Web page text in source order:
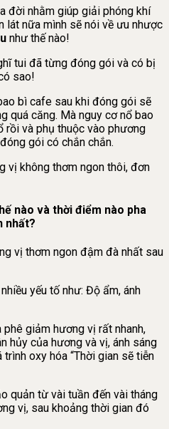
đời nhằm giúp giải phóng khí
lát nữa mình sẽ nói về ưu nhược
như thế nào!
tui đã từng đóng gói và có bị
sao!
bì cafe sau khi đóng gói sẽ
quá căng. Mà nguy cơ nổ bao
rồi và phụ thuộc vào phương
gói có chắn chắn.
vị không thơm ngon thôi, đơn
nào và thời điểm nào pha
nhất?
vị thơm ngon đậm đà nhất sau
yếu tố như: Độ ẩm, ánh
giảm hương vị rất nhanh,
hủy của hương và vị, ánh sáng
oxy hóa “Thời gian sẽ tiễn
quản từ vài tuần đến vài tháng
vị, sau khoảng thời gian đó